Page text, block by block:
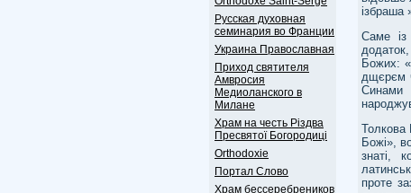
Русская духовная
семинария во Франции
Украина Православная
Приход святителя
Амвросия
Медиоланского в
Милане
Храм на честь Різдва
Пресвятої Богородиці
Оrthodoxie
Портал Слово
Храм бессеребреников
ізбраша
Саме із
Божих:
дщєрєм
Синами
Толкова
Божі»,
знаті,
проте